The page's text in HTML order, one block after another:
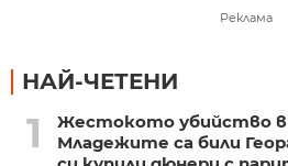
Реклама
НАЙ-ЧЕТЕНИ
1
Жестокото убийство в
Младежите са били